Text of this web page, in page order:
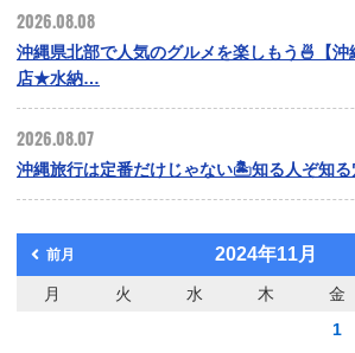
2026.08.08
沖縄県北部で人気のグルメを楽しもう🍜【沖
店★水納…
2026.08.07
沖縄旅行は定番だけじゃない🏝️知る人ぞ知
前月 2024年11月
月 火 水 木 金
1